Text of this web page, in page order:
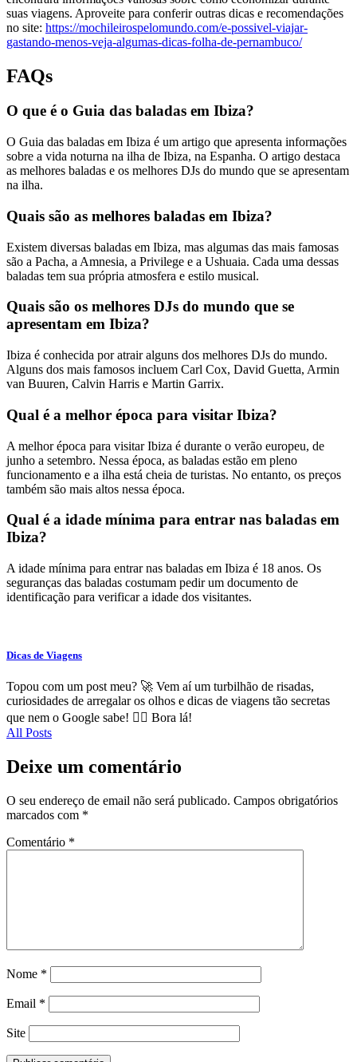
suas viagens. Aproveite para conferir outras dicas e recomendações
no site: https://mochileirospelomundo.com/e-possivel-viajar-
gastando-menos-veja-algumas-dicas-folha-de-pernambuco/
FAQs
O que é o Guia das baladas em Ibiza?
O Guia das baladas em Ibiza é um artigo que apresenta informações
sobre a vida noturna na ilha de Ibiza, na Espanha. O artigo destaca
as melhores baladas e os melhores DJs do mundo que se apresentam
na ilha.
Quais são as melhores baladas em Ibiza?
Existem diversas baladas em Ibiza, mas algumas das mais famosas
são a Pacha, a Amnesia, a Privilege e a Ushuaia. Cada uma dessas
baladas tem sua própria atmosfera e estilo musical.
Quais são os melhores DJs do mundo que se
apresentam em Ibiza?
Ibiza é conhecida por atrair alguns dos melhores DJs do mundo.
Alguns dos mais famosos incluem Carl Cox, David Guetta, Armin
van Buuren, Calvin Harris e Martin Garrix.
Qual é a melhor época para visitar Ibiza?
A melhor época para visitar Ibiza é durante o verão europeu, de
junho a setembro. Nessa época, as baladas estão em pleno
funcionamento e a ilha está cheia de turistas. No entanto, os preços
também são mais altos nessa época.
Qual é a idade mínima para entrar nas baladas em
Ibiza?
A idade mínima para entrar nas baladas em Ibiza é 18 anos. Os
seguranças das baladas costumam pedir um documento de
identificação para verificar a idade dos visitantes.
Dicas de Viagens
Topou com um post meu? 🚀 Vem aí um turbilhão de risadas,
curiosidades de arregalar os olhos e dicas de viagens tão secretas
que nem o Google sabe! 🕵️‍♂️ Bora lá!
All Posts
Deixe um comentário
O seu endereço de email não será publicado. Campos obrigatórios
marcados com *
Comentário *
Nome *
Email *
Site